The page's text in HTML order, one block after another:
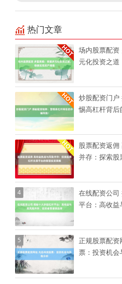
热门文章
场内股票配资
元化投资之道
炒股配资门
惕高杠杆背后
股票配资返
并存：探索股
4
在线配资公
平台：高收益
5
正规股票配
票：投资机会